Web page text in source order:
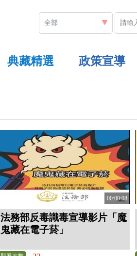
典藏精選 政策宣導
00:00:08
法務部反毒識毒宣導影片「魔
鬼藏在電子菸」